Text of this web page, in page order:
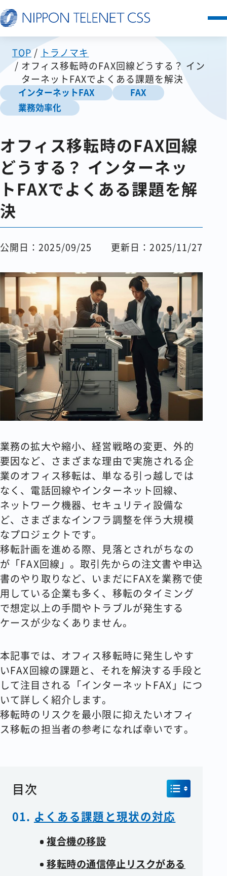
サービス一覧
日本テレネットの強み
お客様の声
セミナー
FAQ
コラム
会社情報
資料請求 お問い合わせ
TOP
トラノマキ
オフィス移転時のFAX回線どうする？ イン
ターネットFAXでよくある課題を解決
インターネットFAX
FAX
業務効率化
オフィス移転時のFAX回線
どうする？ インターネッ
トFAXでよくある課題を解
決
公開日：2025/09/25 更新日：2025/11/27
業務の拡大や縮小、経営戦略の変更、外的
要因など、さまざまな理由で実施される企
業のオフィス移転は、単なる引っ越しでは
なく、電話回線やインターネット回線、
ネットワーク機器、セキュリティ設備な
ど、さまざまなインフラ調整を伴う大規模
なプロジェクトです。
移転計画を進める際、見落とされがちなの
が「FAX回線」。取引先からの注文書や申込
書のやり取りなど、いまだにFAXを業務で使
用している企業も多く、移転のタイミング
で想定以上の手間やトラブルが発生する
ケースが少なくありません。
本記事では、オフィス移転時に発生しやす
いFAX回線の課題と、それを解決する手段と
して注目される「インターネットFAX」につ
いて詳しく紹介します。
移転時のリスクを最小限に抑えたいオフィ
ス移転の担当者の参考になれば幸いです。
目次
よくある課題と現状の対応
複合機の移設
移転時の通信停止リスクがある